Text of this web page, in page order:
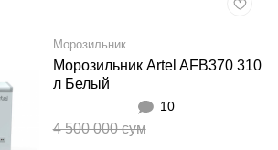
Морозильник
Морозильник Artel AFB370 310
л Белый
10
4 500 000 сум